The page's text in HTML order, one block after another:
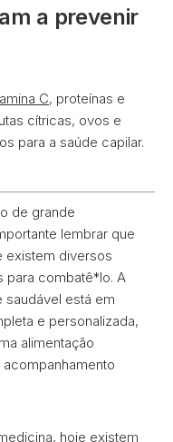
a prevenir
C, proteínas e
cítricas, ovos e
para a saúde capilar.
de grande
lembrar que
existem diversos
para combatê*lo. A
saudável está em
e personalizada,
alimentação
hoje existem